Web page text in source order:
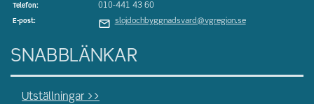
Telefon: 010-441 43 60
E-post: slojdochbyggnadsvard@vgregion.se
SNABBLÄNKAR
Utställningar >>